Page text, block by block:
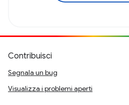
Contribuisci
Segnala un bug
Visualizza i problemi aperti